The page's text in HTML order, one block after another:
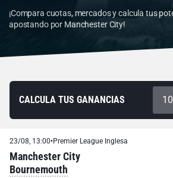
¡Compara cuotas, mercados y calcula tus
apostando por Manchester City!
CALCULA TUS GANANCIAS
23/08, 13:00•Premier League Inglesa
Manchester City
Bournemouth